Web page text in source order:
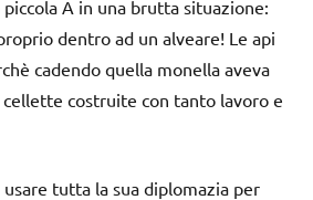
A in una brutta situazione:
dentro ad un alveare! Le api
cadendo quella monella aveva
costruite con tanto lavoro e
tutta la sua diplomazia per